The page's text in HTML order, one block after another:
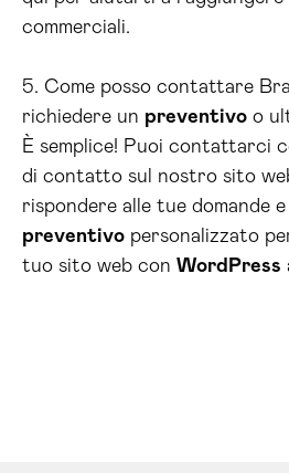
commerciali.
5. Come posso contattare
richiedere un preventivo o
È semplice! Puoi contattarci
di contatto sul nostro sito
rispondere alle tue domande
preventivo personalizzato
tuo sito web con WordPress